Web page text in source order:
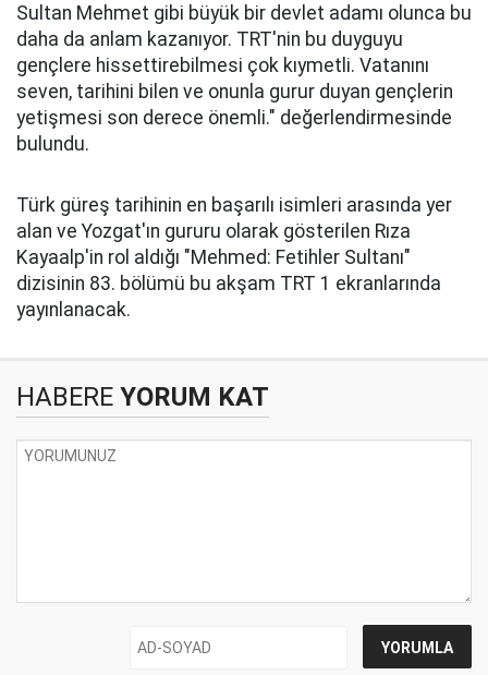
Sultan Mehmet gibi büyük bir devlet adamı olunca bu
daha da anlam kazanıyor. TRT'nin bu duyguyu
gençlere hissettirebilmesi çok kıymetli. Vatanını
seven, tarihini bilen ve onunla gurur duyan gençlerin
yetişmesi son derece önemli." değerlendirmesinde
bulundu.
Türk güreş tarihinin en başarılı isimleri arasında yer
alan ve Yozgat'ın gururu olarak gösterilen Rıza
Kayaalp'in rol aldığı "Mehmed: Fetihler Sultanı"
dizisinin 83. bölümü bu akşam TRT 1 ekranlarında
yayınlanacak.
HABERE YORUM KAT